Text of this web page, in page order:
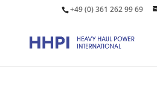
+49 (0) 361 262 99 69